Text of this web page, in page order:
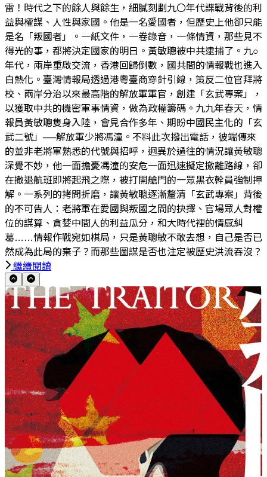
雷！時代之下的餘人與餘生，細膩刻劃九〇年代諜戰背後的利
益與權謀、人性與家國。他是一名愛國者，但歷史上他卻只能
是名「叛國者」。一紙文件，一卷錄音，一條情資，那些見不
得光的事，都將決定國家的明日。黃敏聰被中共逮捕了。九○
年代，兩岸重啟交流，香港回歸倒數，國共間的情報戰也進入
白熱化。臺灣情報局透過港粵臺商穿針引線，策反二位官拜將
校、兩岸分治以來最高階的解放軍軍官，創建「玄武專案」，
以獲取中共的機密軍事情資，做為政權籌碼。九九年春天，情
報員黃敏聰隻身入陸，會見合作多年、期盼中國民主化的「玄
武二號」──解放軍少將馮潼。不料此次撥出電話，彼端傳來
的並非老將軍熟悉的代號與招呼，迥異於過往的情況讓黃敏聰
深覺不妙，他一面擔憂馮潼的安危一面迅速擬定撤離路線，卻
在撤退航班即將起飛之際，被打開艙門的一眾黑衣幹員強制押
解。一系列的拷問折磨，讓黃敏聰逐漸釐清「玄武專案」背後
的不可告人：老將軍在愛國與叛國之間的抉擇、官場眾人對權
位的謀算、貪婪中間人的利益瓜分，和大時代裡的情感糾
葛……情報作戰宛如棋局，只是黃聰敏不敢去想，自己是否已
然成為此局的棄子？而那些圖謀是否也注定被歷史洪流吞沒？
繼續閱讀